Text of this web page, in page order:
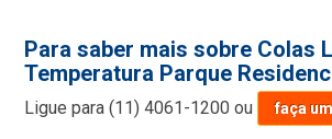
Para saber mais sobre Colas
Temperatura Parque
Ligue para(11) 4061-1200 ou faça